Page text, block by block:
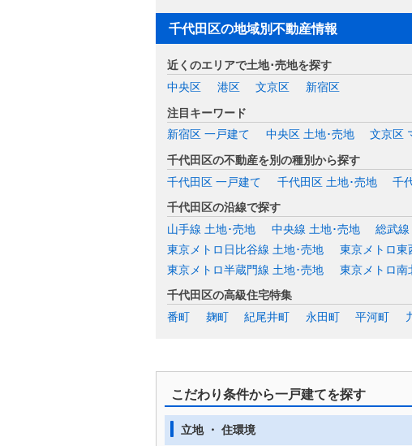
千代田区の地域別不動産情報
近くのエリアで土地･売地を探す
中央区
港区 文京区
新宿区
注目キーワード
新宿区 一戸建て
中央区 土地･売地
文京区
千代田区の不動産を別の種別から探す
千代田区 一戸建て
千代田区 土地･売地 千
千代田区の沿線で探す
山手線 土地･売地
中央線 土地･売地 総武
東京メトロ日比谷線 土地･売地
東京メトロ東
東京メトロ半蔵門線 土地･売地
東京メトロ南
千代田区の高級住宅特集
番町
麹町 紀尾井町 永田町 平河町
こだわり条件から一戸建てを探す
立地 ・ 住環境